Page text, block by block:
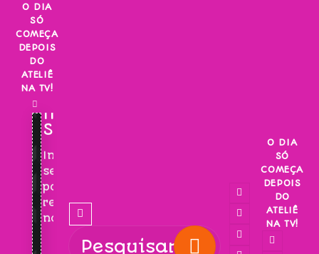
Skip
content
O DIA
SÓ
COMEÇA
DEPOIS
DO
ATELIÊ
NA TV!
INSCREVA-
SE!
Inscreva-
se
para
receber
novidades!
O DIA
SÓ
COMEÇA
DEPOIS
DO
ATELIÊ
NA TV!